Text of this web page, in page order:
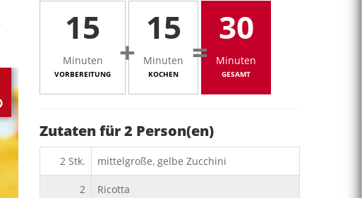
15
Minuten
VORBEREITUNG
+
15
Minuten
KOCHEN
=
30
Minuten
GESAMT
Zutaten für2 Person(en)
2 Stk. mittelgroße, gelbe Zucchini
2
Ricotta